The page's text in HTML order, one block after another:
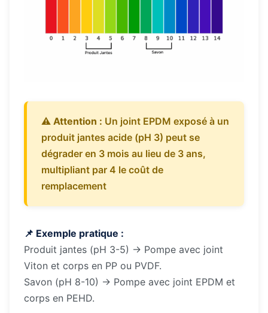
⚠️ Attention : Un joint EPDM exposé à un
produit jantes acide (pH 3) peut se
dégrader en 3 mois au lieu de 3 ans,
multipliant par 4 le coût de
remplacement
📌 Exemple pratique :
Produit jantes (pH 3-5) → Pompe avec joint
Viton et corps en PP ou PVDF.
Savon (pH 8-10) → Pompe avec joint EPDM et
corps en PEHD.